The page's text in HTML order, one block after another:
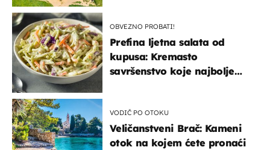
OBVEZNO PROBATI!
Prefina ljetna salata od
kupusa: Kremasto
savršenstvo koje najbolje
VODIČ PO OTOKU
Veličanstveni Brač: Kameni
otok na kojem ćete pronaći